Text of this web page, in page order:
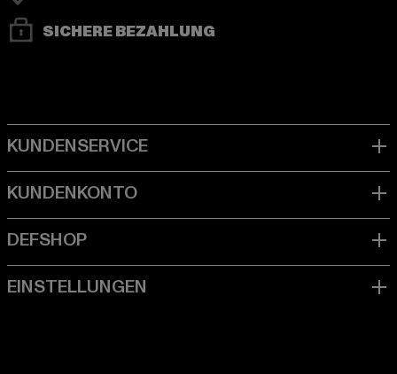
SICHERE BEZAHLUNG